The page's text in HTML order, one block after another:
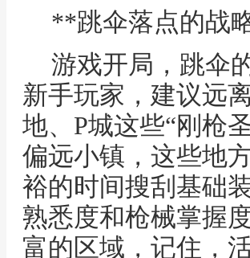
**跳伞落点的战
游戏开局，跳伞
新手玩家，建议远
地、P城这些“刚枪
偏远小镇，这些地
裕的时间搜刮基础
熟悉度和枪械掌握
富的区域，记住，